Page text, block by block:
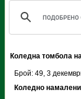
Коледна томбола
Брой: 49, 3
Коледно